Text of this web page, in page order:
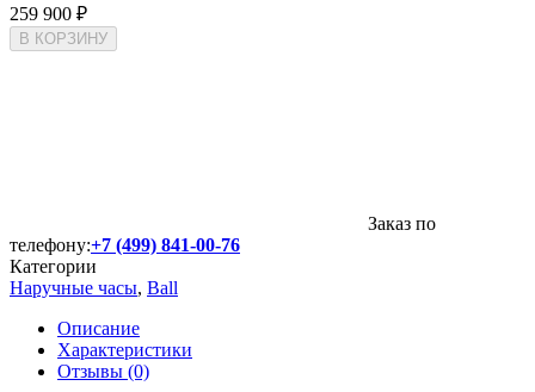
259 900 ₽
В КОРЗИНУ
Заказ по
телефону:+7 (499) 841-00-76
Категории
Наручные часы, Ball
Описание
Характеристики
Отзывы (0)